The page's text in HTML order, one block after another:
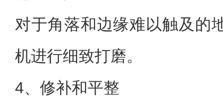
对于角落和边缘难以触及的
机进行细致打磨。
4、修补和平整